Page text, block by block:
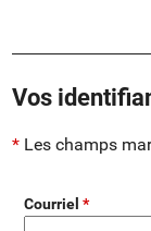
Vos
Les champs
Courriel
*